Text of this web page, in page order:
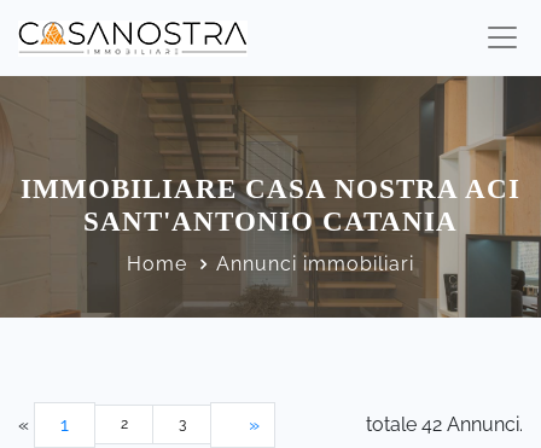
IMMOBILIARE CASA NOSTRA ACI
SANT'ANTONIO CATANIA
Home Annunci immobiliari
« 1 2 3 » totale 42 Annunci.